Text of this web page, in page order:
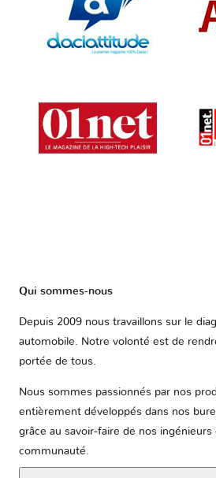
Qui sommes-nous
Depuis 2009 nous travaillons sur le
automobile. Notre volonté est de
portée de tous.
Nous sommes passionnés par nos
entièrement développés dans nos
grâce au savoir-faire de nos
communauté.